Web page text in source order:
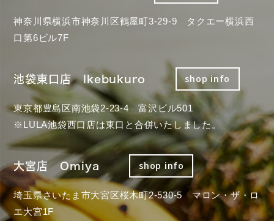
神奈川県横浜市神奈川区鶴屋町3-29-9 タクエー横浜西
口第6ビル7F
池袋東口店 Ikebukuro shop info
東京都豊島区南池袋2-23-4 富沢ビル501
※LULA池袋西口店は東口と合併いたしました。
大宮店 Omiya shop info
埼玉県さいたま市大宮区桜木町2-530-5 マロン・ザ・ロ
エ大宮1F